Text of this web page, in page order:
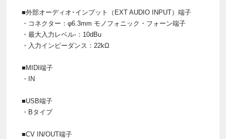
■外部オーディオ･インプット（EXT AUDIO INPUT）端子
・コネクター：φ6.3mm モノフォニック・フォーン端子
・最大入力レベル-：10dBu
・入力インピーダンス：22kΩ
■MIDI端子
・IN
■USB端子
・Bタイプ
■CV IN/OUT端子